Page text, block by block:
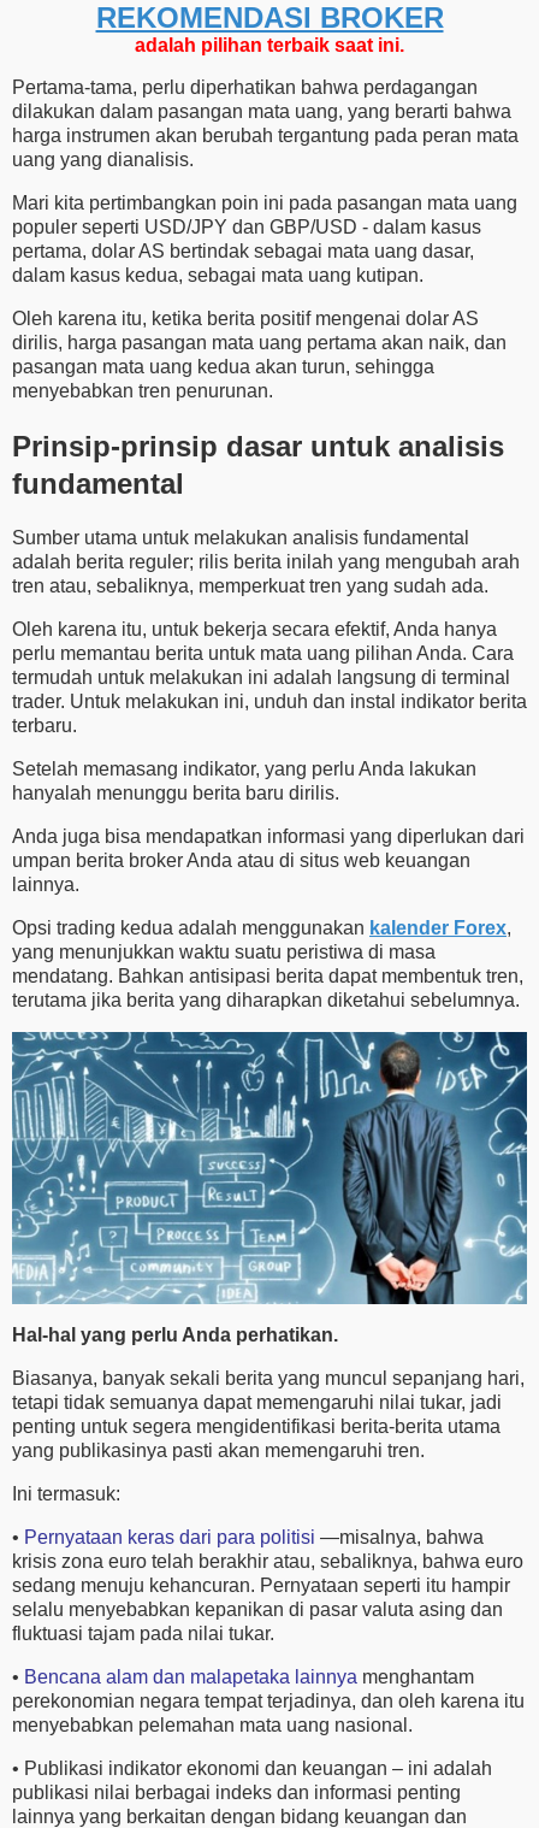
REKOMENDASI ​​BROKER
adalah pilihan terbaik saat ini.
Pertama-tama, perlu diperhatikan bahwa perdagangan
dilakukan dalam pasangan mata uang, yang berarti bahwa
harga instrumen akan berubah tergantung pada peran mata
uang yang dianalisis.
Mari kita pertimbangkan poin ini pada pasangan mata uang
populer seperti USD/JPY dan GBP/USD - dalam kasus
pertama, dolar AS bertindak sebagai mata uang dasar,
dalam kasus kedua, sebagai mata uang kutipan.
Oleh karena itu, ketika berita positif mengenai dolar AS
dirilis, harga pasangan mata uang pertama akan naik, dan
pasangan mata uang kedua akan turun, sehingga
menyebabkan tren penurunan.
Prinsip-prinsip dasar untuk analisis
fundamental
Sumber utama untuk melakukan analisis fundamental
adalah berita reguler; rilis berita inilah yang mengubah arah
tren atau, sebaliknya, memperkuat tren yang sudah ada.
Oleh karena itu, untuk bekerja secara efektif, Anda hanya
perlu memantau berita untuk mata uang pilihan Anda. Cara
termudah untuk melakukan ini adalah langsung di terminal
trader. Untuk melakukan ini, unduh dan instal indikator berita
terbaru.
Setelah memasang indikator, yang perlu Anda lakukan
hanyalah menunggu berita baru dirilis.
Anda juga bisa mendapatkan informasi yang diperlukan dari
umpan berita broker Anda atau di situs web keuangan
lainnya.
Opsi trading kedua adalah menggunakan kalender Forex,
yang menunjukkan waktu suatu peristiwa di masa
mendatang. Bahkan antisipasi berita dapat membentuk tren,
terutama jika berita yang diharapkan diketahui sebelumnya.
Hal-hal yang perlu Anda perhatikan.
Biasanya, banyak sekali berita yang muncul sepanjang hari,
tetapi tidak semuanya dapat memengaruhi nilai tukar, jadi
penting untuk segera mengidentifikasi berita-berita utama
yang publikasinya pasti akan memengaruhi tren.
Ini termasuk:
• Pernyataan keras dari para politisi —misalnya, bahwa
krisis zona euro telah berakhir atau, sebaliknya, bahwa euro
sedang menuju kehancuran. Pernyataan seperti itu hampir
selalu menyebabkan kepanikan di pasar valuta asing dan
fluktuasi tajam pada nilai tukar.
• Bencana alam dan malapetaka lainnya menghantam
perekonomian negara tempat terjadinya, dan oleh karena itu
menyebabkan pelemahan mata uang nasional.
• Publikasi indikator ekonomi dan keuangan – ini adalah
publikasi nilai berbagai indeks dan informasi penting
lainnya yang berkaitan dengan bidang keuangan dan